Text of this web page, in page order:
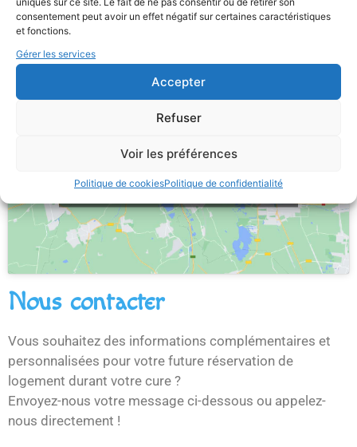
consentement peut avoir un effet négatif sur certaines caractéristiques
et fonctions.
Gérer les services
Accepter
Refuser
Voir les préférences
Politique de cookiesPolitique de confidentialité
Cliquez sur « J’accepte » pour activer
Politique de cookies
J’accepte
Nous contacter
Vous souhaitez des informations complémentaires et
personnalisées pour votre future réservation de
logement durant votre cure ?
Envoyez-nous votre message ci-dessous ou appelez-
nous directement !